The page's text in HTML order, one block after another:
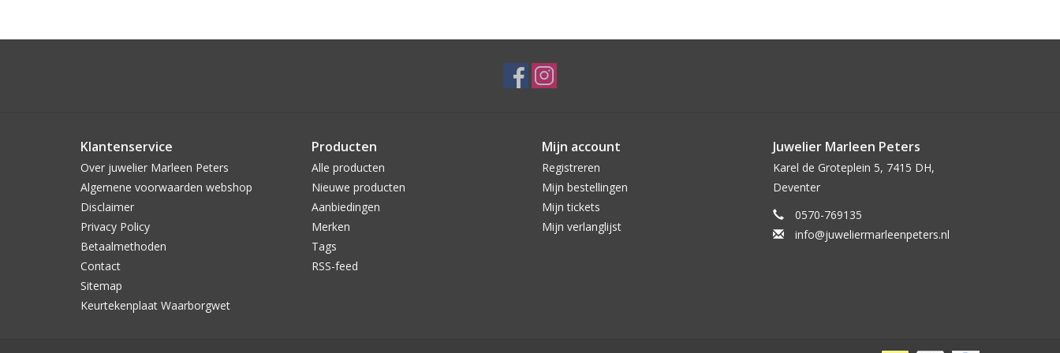
Klantenservice
Over juwelier Marleen Peters
Algemene voorwaarden webshop
Disclaimer
Privacy Policy
Betaalmethoden
Contact
Sitemap
Keurtekenplaat Waarborgwet
Producten
Alle producten
Nieuwe producten
Aanbiedingen
Merken
Tags
RSS-feed
Mijn account
Registreren
Mijn bestellingen
Mijn tickets
Mijn verlanglijst
Juwelier Marleen Peters
Karel de Groteplein 5, 7415 DH,
Deventer
0570-769135
info@juweliermarleenpeters.nl